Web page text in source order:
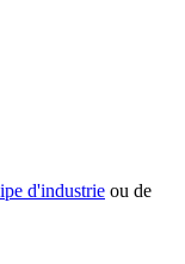
d'industrie ou de